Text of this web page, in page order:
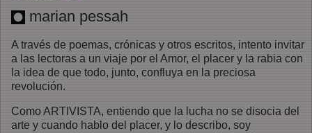
marian pessah
A través de poemas, crónicas y otros escritos, intento invitar
a las lectoras a un viaje por el Amor, el placer y la rabia con
la idea de que todo, junto, confluya en la preciosa
revolución.
Como ARTIVISTA, entiendo que la lucha no se disocia del
arte y cuando hablo del placer, y lo describo, soy